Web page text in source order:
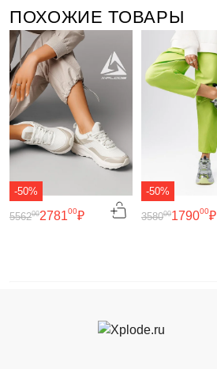
ПОХОЖИЕ ТОВАРЫ
-50%
278100₽
556200
-50%
179000₽
358000